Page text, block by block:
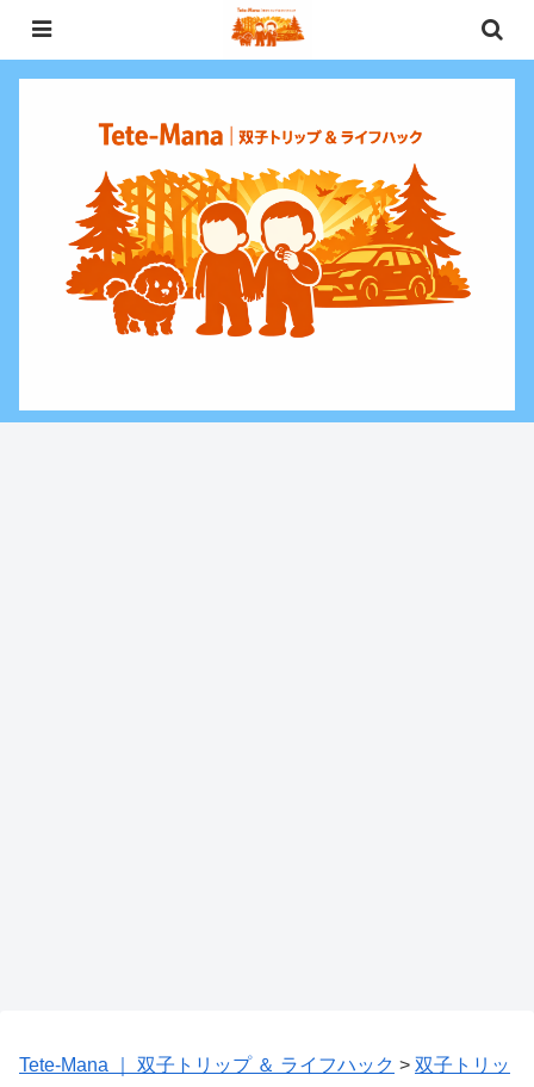
0歳〜未就学児（3歳）双子との週末お出かけ・子連れ旅行情報と、暮らしに役
立つお金・ライフハックをお届けする双子ファミリーブログ。
Tete-Mana ｜ 双子トリップ ＆ ライフハック > 双子トリッ